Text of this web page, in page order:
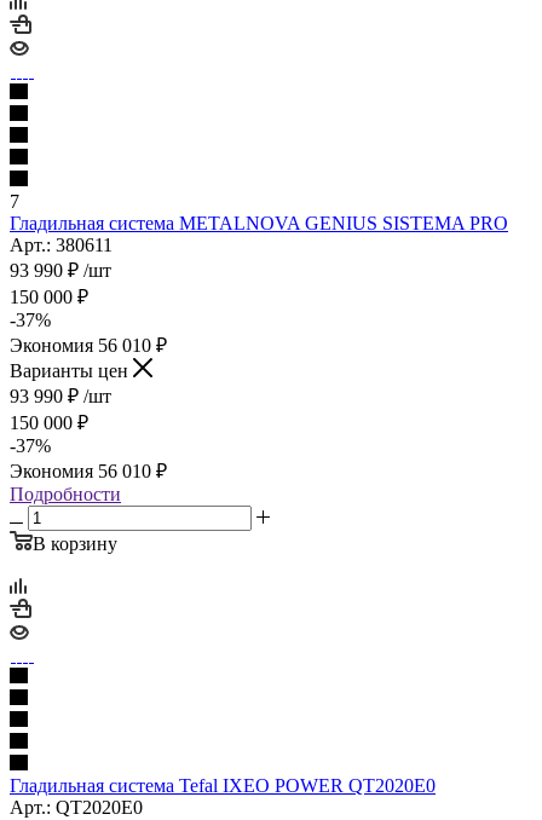
7
Гладильная система METALNOVA GENIUS SISTEMA PRO
Арт.: 380611
93 990 ₽ /шт
150 000 ₽
-37%
Экономия 56 010 ₽
Варианты цен
93 990 ₽ /шт
150 000 ₽
-37%
Экономия 56 010 ₽
Подробности
В корзину
Гладильная система Tefal IXEO POWER QT2020E0
Арт.: QT2020E0